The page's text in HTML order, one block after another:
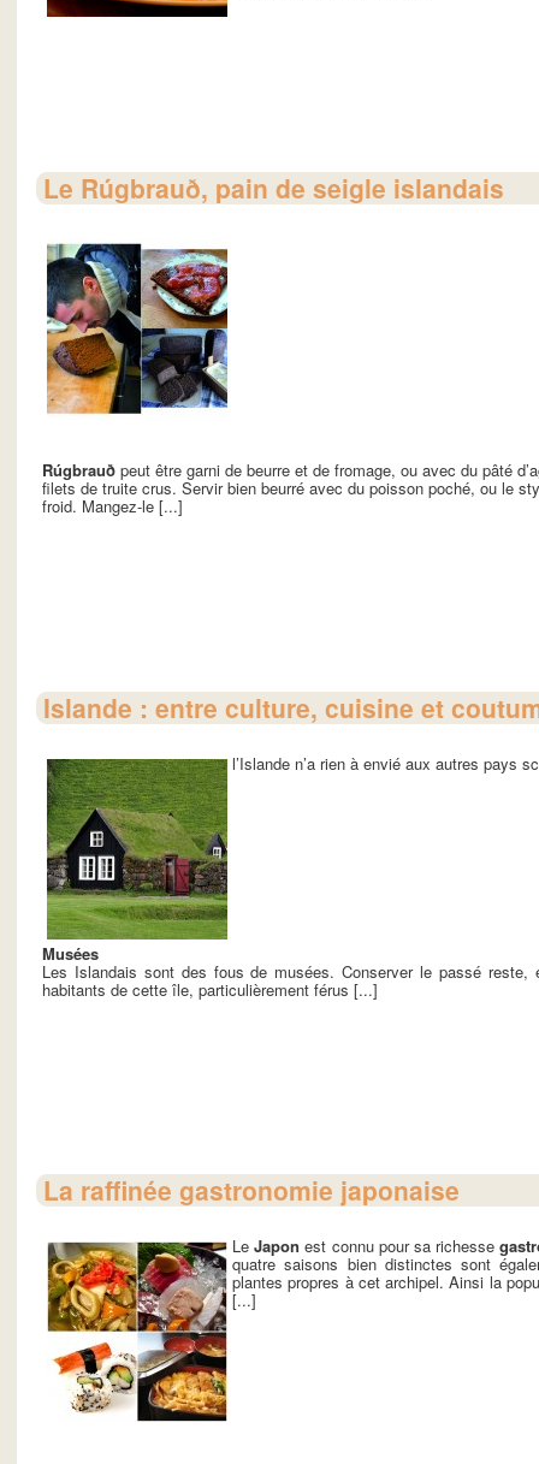
Le Rúgbrauð, pain de seigle islandais
Rúgbrauð peut être garni de beurre et de fromage, ou avec du pâté
filets de truite crus. Servir bien beurré avec du poisson poché, ou le
froid. Mangez-le [...]
Islande : entre culture, cuisine et
l’Islande n’a rien à envié aux autres pays
Musées
Les Islandais sont des fous de musées. Conserver le passé reste,
habitants de cette île, particulièrement férus [...]
La raffinée gastronomie japonaise
LeJapon est connu pour sa richesse
quatre saisons bien distinctes sont
plantes propres à cet archipel. Ainsi la
[...]